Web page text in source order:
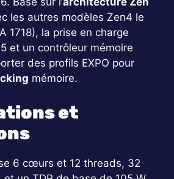
les autres modèles Zen4 le
1718), la prise en charge
et un contrôleur mémoire
des profils EXPO pour
mémoire.
et
6 cœurs et 12 threads, 32